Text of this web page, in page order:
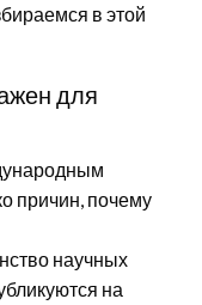
в этой
для
причин, почему
научных
на